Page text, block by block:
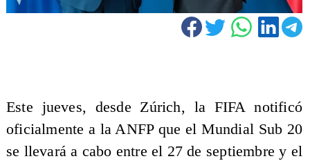
Este jueves, desde Zúrich, la FIFA notificó
oficialmente a la ANFP que el Mundial Sub 20
se llevará a cabo entre el 27 de septiembre y el